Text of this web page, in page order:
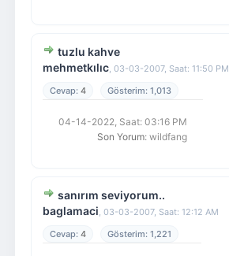
tuzlu kahve
mehmetkılıc, 03-03-2007, Saat: 11:50 PM
4
1,013
04-14-2022, Saat: 03:16 PM
Son Yorum: wildfang
sanırım seviyorum..
baglamaci, 03-03-2007, Saat: 12:12 AM
4
1,221